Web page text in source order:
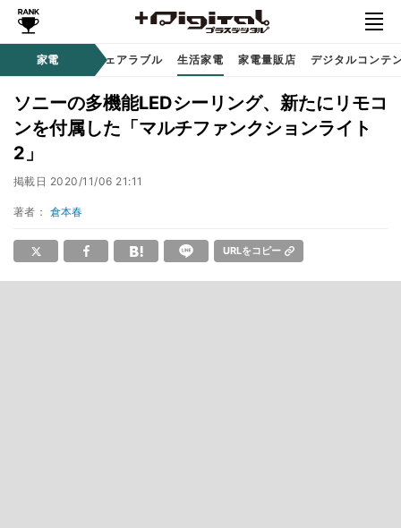
家電
ディオ 時計 / ウェアラブル 生活家電 家電量販店 デジタルコンテ
ソニーの多機能LEDシーリング、新たにリモコ
ンを付属した「マルチファンクションライト
2」
掲載日 2020/11/06 21:11
著者： 倉本春
URLをコピー